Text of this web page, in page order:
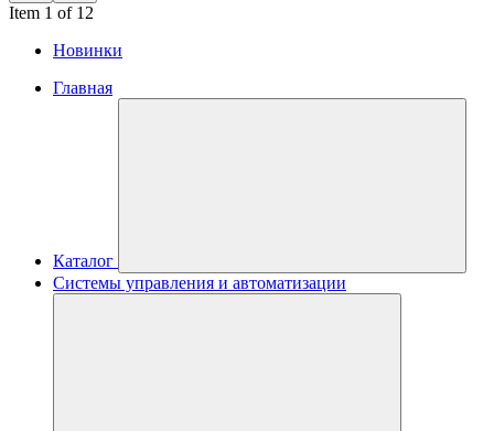
Item 1 of 12
Новинки
Главная
Каталог
Системы управления и автоматизации